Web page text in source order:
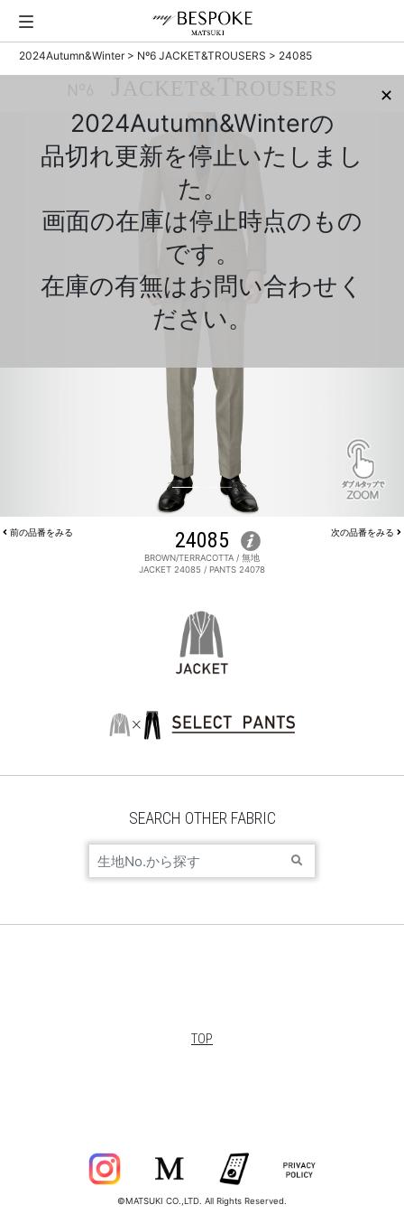
2024Autumn&Winter> Nº6 JACKET&TROUSERS > 24085
✕
2024Autumn&Winterの
品切れ更新を停止いたしまし
た。
画面の在庫は停止時点のもの
です。
在庫の有無はお問い合わせく
ださい。
前の品番をみる 24085
BROWN/TERRACOTTA / 無地
JACKET 24085 / PANTS 24078
次の品番をみる
SEARCH OTHER FABRIC
TOP
©MATSUKI CO.,LTD. All Rights Reserved.